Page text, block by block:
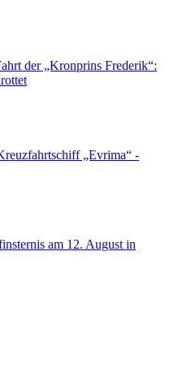
der „Kronprins Frederik“:
„Evrima“ -
am 12. August in